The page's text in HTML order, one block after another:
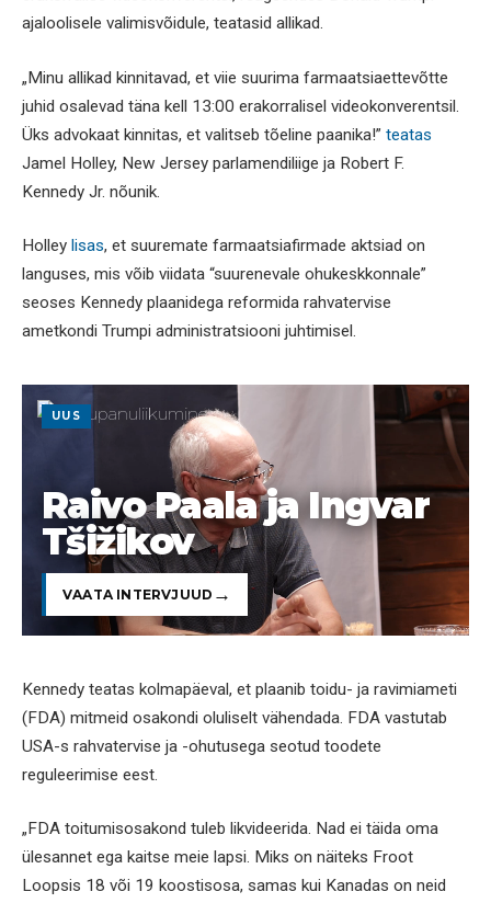
ajaloolisele valimisvõidule, teatasid allikad.
„Minu allikad kinnitavad, et viie suurima farmaatsiaettevõtte
juhid osalevad täna kell 13:00 erakorralisel videokonverentsil.
Üks advokaat kinnitas, et valitseb tõeline paanika!” teatas
Jamel Holley, New Jersey parlamendiliige ja Robert F.
Kennedy Jr. nõunik.
Holley lisas, et suuremate farmaatsiafirmade aktsiad on
languses, mis võib viidata “suurenevale ohukeskkonnale”
seoses Kennedy plaanidega reformida rahvatervise
ametkondi Trumpi administratsiooni juhtimisel.
UUS
Raivo Paala ja Ingvar
Tšižikov
VAATA INTERVJUUD
Kennedy teatas kolmapäeval, et plaanib toidu- ja ravimiameti
(FDA) mitmeid osakondi oluliselt vähendada. FDA vastutab
USA-s rahvatervise ja -ohutusega seotud toodete
reguleerimise eest.
„FDA toitumisosakond tuleb likvideerida. Nad ei täida oma
ülesannet ega kaitse meie lapsi. Miks on näiteks Froot
Loopsis 18 või 19 koostisosa, samas kui Kanadas on neid